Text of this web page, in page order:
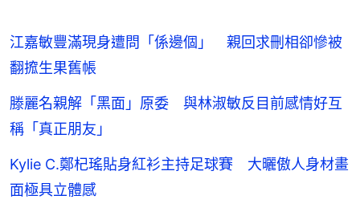
江嘉敏豐滿現身遭問「係邊個」 親回求刪相卻慘被
翻搲生果舊帳
滕麗名親解「黑面」原委 與林淑敏反目前感情好互
稱「真正朋友」
Kylie C.鄭杞瑤貼身紅衫主持足球賽 大曬傲人身材畫
面極具立體感